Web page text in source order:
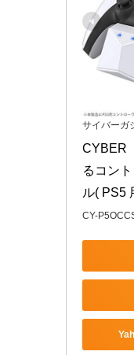
サイバーガ
CYBER
るコン
ル( PS5
CY-